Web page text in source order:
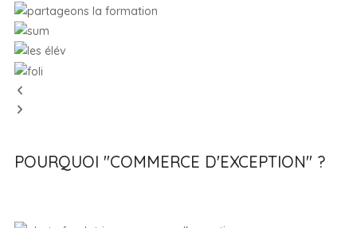
POURQUOI "COMMERCE D'EXCEPTION" ?